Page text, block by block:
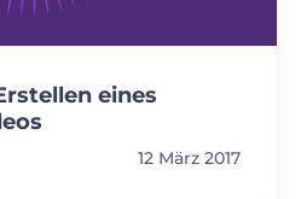
eines
12 März 2017